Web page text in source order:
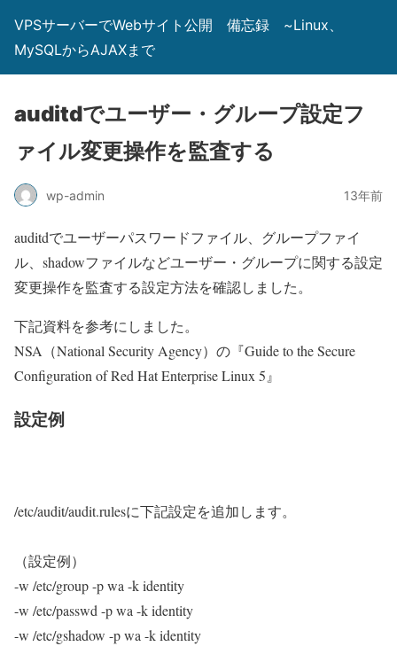
VPSサーバーでWebサイト公開 備忘録 ~Linux、
MySQLからAJAXまで
auditdでユーザー・グループ設定フ
ァイル変更操作を監査する
wp-admin 13年前
auditdでユーザーパスワードファイル、グループファイ
ル、shadowファイルなどユーザー・グループに関する設定
変更操作を監査する設定方法を確認しました。
下記資料を参考にしました。
NSA（National Security Agency）の『Guide to the Secure
Configuration of Red Hat Enterprise Linux 5』
設定例
/etc/audit/audit.rulesに下記設定を追加します。
（設定例）
-w /etc/group -p wa -k identity
-w /etc/passwd -p wa -k identity
-w /etc/gshadow -p wa -k identity